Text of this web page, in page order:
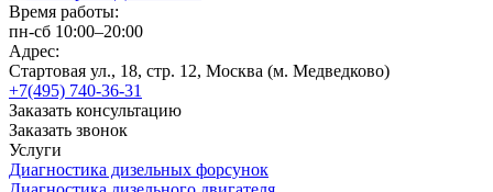
Время работы:
пн-сб 10:00–20:00
Адрес:
Стартовая ул., 18, стр. 12, Москва (м. Медведково)
+7(495) 740-36-31
Заказать консультацию
Заказать звонок
Услуги
Диагностика дизельных форсунок